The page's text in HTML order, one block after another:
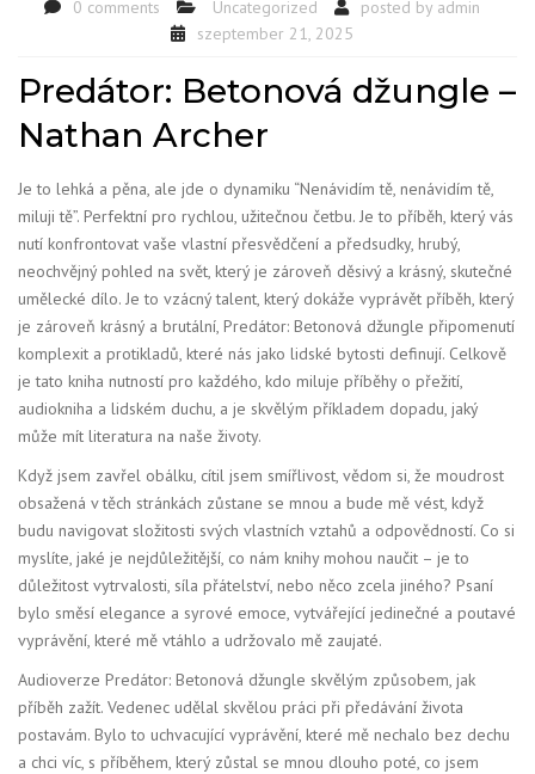
0 comments Uncategorized posted by admin
szeptember 21, 2025
Predátor: Betonová džungle –
Nathan Archer
Je to lehká a pěna, ale jde o dynamiku “Nenávidím tě, nenávidím tě,
miluji tě”. Perfektní pro rychlou, užitečnou četbu. Je to příběh, který vás
nutí konfrontovat vaše vlastní přesvědčení a předsudky, hrubý,
neochvějný pohled na svět, který je zároveň děsivý a krásný, skutečné
umělecké dílo. Je to vzácný talent, který dokáže vyprávět příběh, který
je zároveň krásný a brutální, Predátor: Betonová džungle připomenutí
komplexit a protikladů, které nás jako lidské bytosti definují. Celkově
je tato kniha nutností pro každého, kdo miluje příběhy o přežití,
audiokniha a lidském duchu, a je skvělým příkladem dopadu, jaký
může mít literatura na naše životy.
Když jsem zavřel obálku, cítil jsem smířlivost, vědom si, že moudrost
obsažená v těch stránkách zůstane se mnou a bude mě vést, když
budu navigovat složitosti svých vlastních vztahů a odpovědností. Co si
myslíte, jaké je nejdůležitější, co nám knihy mohou naučit – je to
důležitost vytrvalosti, síla přátelství, nebo něco zcela jiného? Psaní
bylo směsí elegance a syrové emoce, vytvářející jedinečné a poutavé
vyprávění, které mě vtáhlo a udržovalo mě zaujaté.
Audioverze Predátor: Betonová džungle skvělým způsobem, jak
příběh zažít. Vedenec udělal skvělou práci při předávání života
postavám. Bylo to uchvacující vyprávění, které mě nechalo bez dechu
a chci víc, s příběhem, který zůstal se mnou dlouho poté, co jsem